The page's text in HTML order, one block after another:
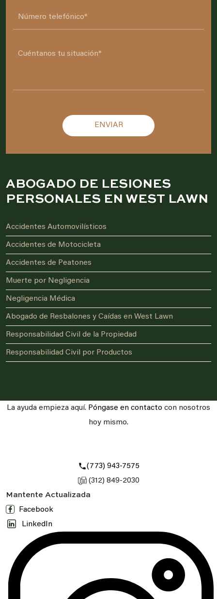
ABOGADO DE LESIONES
PERSONALES EN WEST LAWN
Accidentes Automovilísticos
Accidentes de Motocicleta
Accidentes de Peatones
Muerte por Negligencia
Negligencia Médica
Abogado de Resbalones y Caídas en West Lawn
Responsabilidad Civil de la Propiedad
Responsabilidad Civil por Productos
La ayuda empieza aquí. Póngase en contacto con nosotros
hoy mismo.
(773) 943-7575
(312) 849-2030
Mantente Actualizada
Facebook
LinkedIn